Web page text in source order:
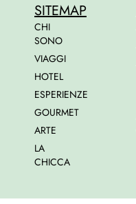
SITEMAP
CHI
SONO
VIAGGI
HOTEL
ESPERIENZE
GOURMET
ARTE
LA
CHICCA